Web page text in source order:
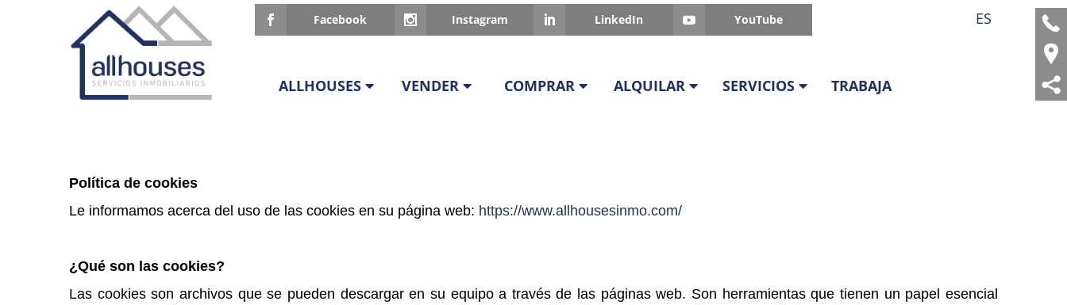
Facebook Instagram LinkedIn YouTube ES
ALLHOUSES VENDER COMPRAR ALQUILAR SERVICIOS TRABAJA
Política de cookies
Le informamos acerca del uso de las cookies en su página web: https://www.allhousesinmo.com/
¿Qué son las cookies?
Las cookies son archivos que se pueden descargar en su equipo a través de las páginas web. Son herramientas que tienen un papel esencial